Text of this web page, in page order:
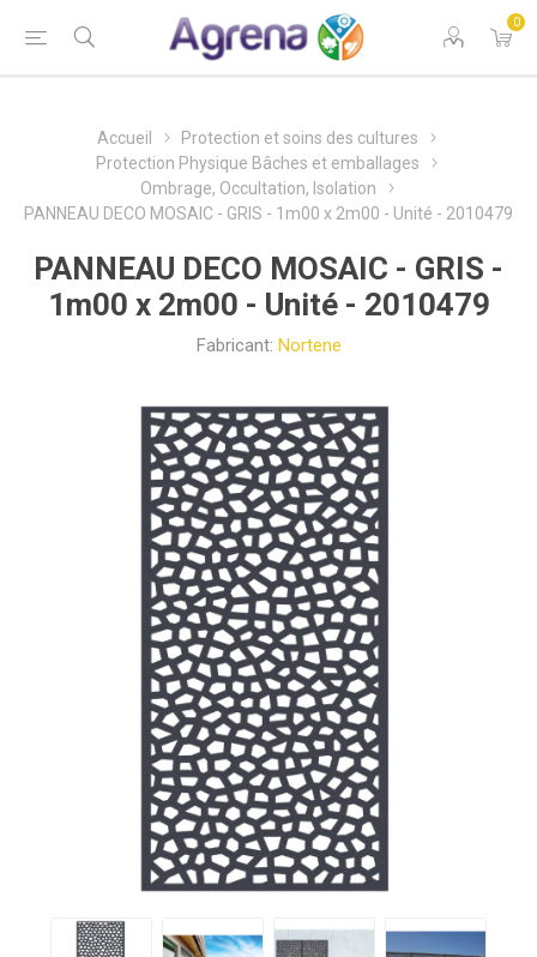
0
Accueil
Protection et soins des cultures
Protection Physique Bâches et emballages
Ombrage, Occultation, Isolation
PANNEAU DECO MOSAIC - GRIS - 1m00 x 2m00 - Unité - 2010479
PANNEAU DECO MOSAIC - GRIS -
1m00 x 2m00 - Unité - 2010479
Fabricant: Nortene